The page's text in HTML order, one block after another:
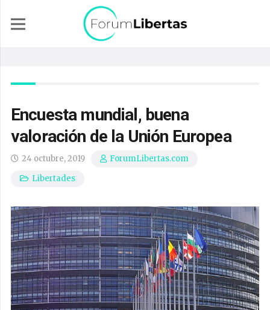
Encuesta mundial, buena
valoración de la Unión Europea
24 octubre, 2019
ForumLibertas.com
Libertades